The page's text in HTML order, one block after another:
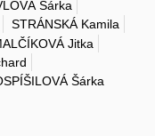
Šárka
STRÁNSKÁ Kamila
Jitka
Šárka